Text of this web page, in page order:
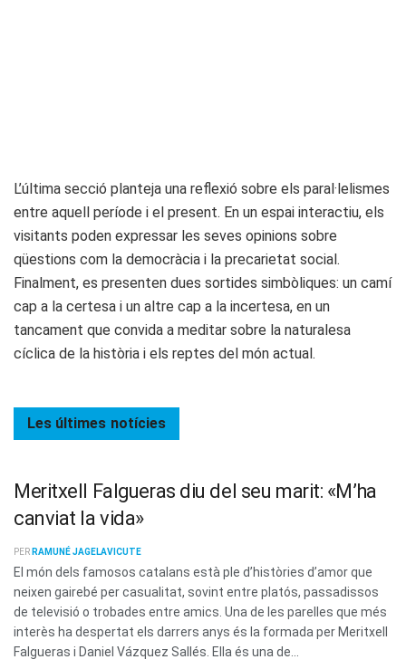
L’última secció planteja una reflexió sobre els paral·lelismes
entre aquell període i el present. En un espai interactiu, els
visitants poden expressar les seves opinions sobre
qüestions com la democràcia i la precarietat social.
Finalment, es presenten dues sortides simbòliques: un camí
cap a la certesa i un altre cap a la incertesa, en un
tancament que convida a meditar sobre la naturalesa
cíclica de la història i els reptes del món actual.
Les últimes notícies
Meritxell Falgueras diu del seu marit: «M’ha
canviat la vida»
PER RAMUNÉ JAGELAVICUTE
El món dels famosos catalans està ple d’històries d’amor que
neixen gairebé per casualitat, sovint entre platós, passadissos
de televisió o trobades entre amics. Una de les parelles que més
interès ha despertat els darrers anys és la formada per Meritxell
Falgueras i Daniel Vázquez Sallés. Ella és una de...